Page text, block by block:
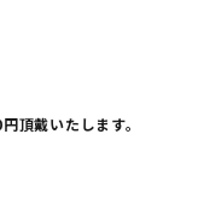
頂戴いたします。